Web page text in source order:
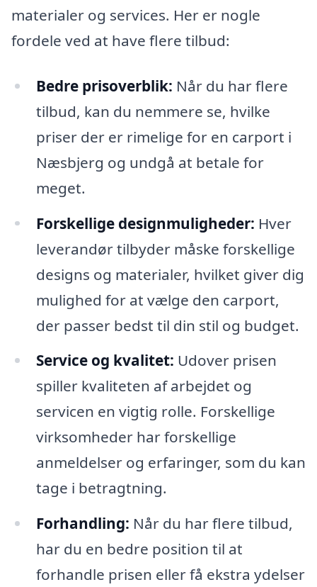
materialer og services. Her er nogle
fordele ved at have flere tilbud:
Bedre prisoverblik: Når du har flere
tilbud, kan du nemmere se, hvilke
priser der er rimelige for en carport i
Næsbjerg og undgå at betale for
meget.
Forskellige designmuligheder: Hver
leverandør tilbyder måske forskellige
designs og materialer, hvilket giver dig
mulighed for at vælge den carport,
der passer bedst til din stil og budget.
Service og kvalitet: Udover prisen
spiller kvaliteten af arbejdet og
servicen en vigtig rolle. Forskellige
virksomheder har forskellige
anmeldelser og erfaringer, som du kan
tage i betragtning.
Forhandling: Når du har flere tilbud,
har du en bedre position til at
forhandle prisen eller få ekstra ydelser